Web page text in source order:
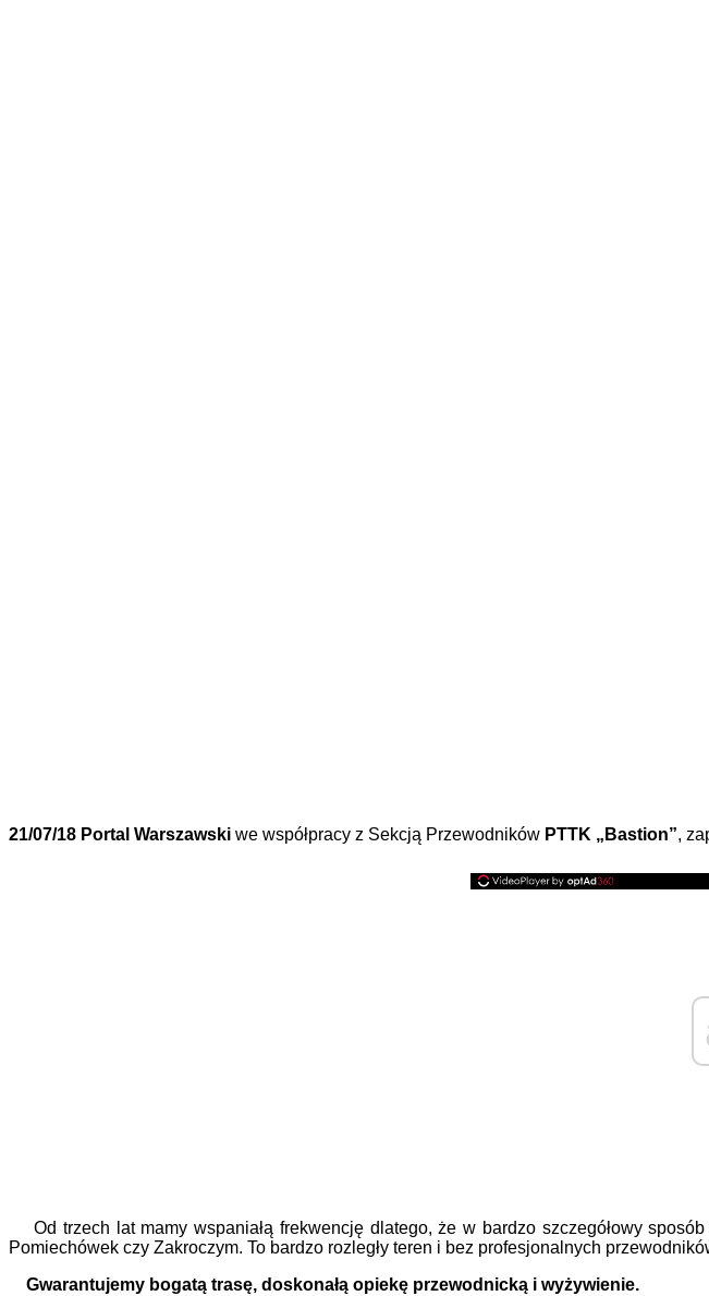
21/07/18 Portal Warszawski we współpracy z Sekcją Przewodników PTTK „Bastion”,
Od trzech lat mamy wspaniałą frekwencję dlatego, że w bardzo szczegółowy
Pomiechówek czy Zakroczym. To bardzo rozległy teren i bez profesjonalnych
Gwarantujemy bogatą trasę, doskonałą opiekę przewodnicką i wyżywienie.